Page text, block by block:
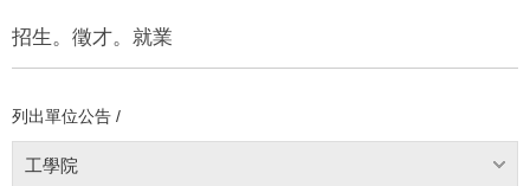
招生。徵才。就業
列出單位公告 /
工學院